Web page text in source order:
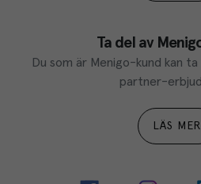
Ta del av
Du som är Menigo-kund kan
partner-
LÄS MER